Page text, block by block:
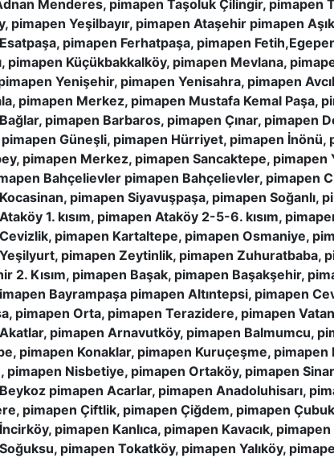
Menderes, pimapen Taşoluk Çilingir, pimapen
pimapen Yeşilbayır, pimapen Ataşehir pimapen
pimapen Ferhatpaşa, pimapen
pimapen Küçükbakkalköy, pimapen Mevlana,
Yenişehir, pimapen Yenisahra, pimapen
pimapen Merkez, pimapen Mustafa Kemal Paşa,
pimapen Barbaros, pimapen Çınar, pimapen
Güneşli, pimapen Hürriyet, pimapen İnönü,
pimapen Merkez, pimapen Sancaktepe, pimapen
Bahçelievler pimapen Bahçelievler,
pimapen Siyavuşpaşa, pimapen
1. kısım, pimapen Ataköy 2-5-6. kısım,
pimapen Kartaltepe, pimapen Osmaniye,
pimapen Zeytinlik, pimapen Zuhuratbaba,
2. Kısım, pimapen Başak, pimapen Başakşehir,
Bayrampaşa pimapen Altıntepsi, pimapen
pimapen Orta, pimapen Terazidere, pimapen
pimapen Arnavutköy, pimapen Balmumcu,
pimapen Konaklar, pimapen Kuruçeşme,
pimapen Nisbetiye, pimapen Ortaköy, pimapen
pimapen Acarlar, pimapen Anadoluhisarı,
pimapen Çiftlik, pimapen Çiğdem, pimapen
pimapen Kanlıca, pimapen Kavacık,
pimapen Tokatköy, pimapen Yalıköy,